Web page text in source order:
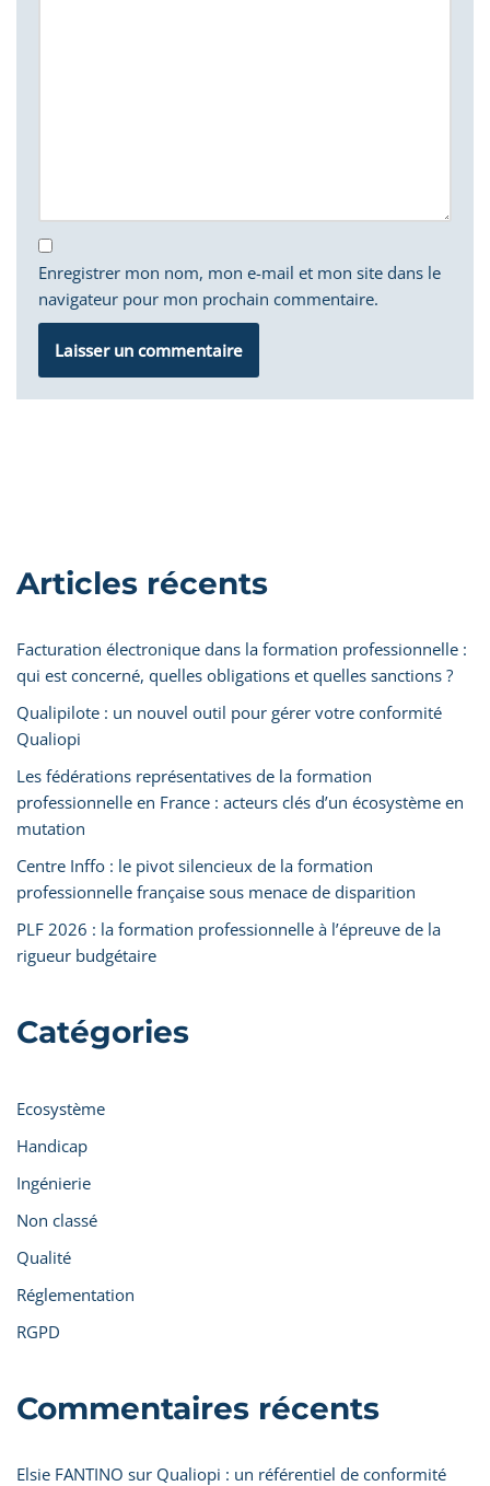
Enregistrer mon nom, mon e-mail et mon site dans le
navigateur pour mon prochain commentaire.
Articles récents
Facturation électronique dans la formation professionnelle :
qui est concerné, quelles obligations et quelles sanctions ?
Qualipilote : un nouvel outil pour gérer votre conformité
Qualiopi
Les fédérations représentatives de la formation
professionnelle en France : acteurs clés d’un écosystème en
mutation
Centre Inffo : le pivot silencieux de la formation
professionnelle française sous menace de disparition
PLF 2026 : la formation professionnelle à l’épreuve de la
rigueur budgétaire
Catégories
Ecosystème
Handicap
Ingénierie
Non classé
Qualité
Réglementation
RGPD
Commentaires récents
Elsie FANTINO sur Qualiopi : un référentiel de conformité